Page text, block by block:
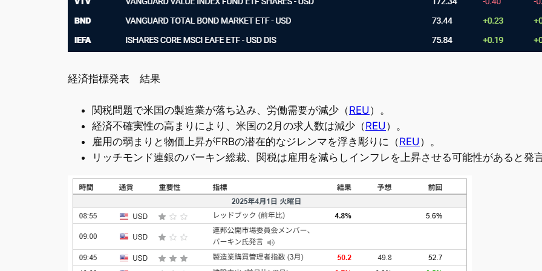
経済指標発表 結果
関税問題で米国の製造業が落ち込み、労働需要が減少（REU）。
経済不確実性の高まりにより、米国の2月の求人数は減少（REU）。
雇用の弱まりと物価上昇がFRBの潜在的なジレンマを浮き彫りに（REU）。
リッチモンド連銀のバーキン総裁、関税は雇用を減らしインフレを上昇させる可能性があると発